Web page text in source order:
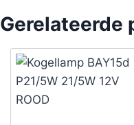
Gerelateerde